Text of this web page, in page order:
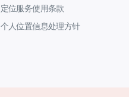
定位服务使用条款
个人位置信息处理方针